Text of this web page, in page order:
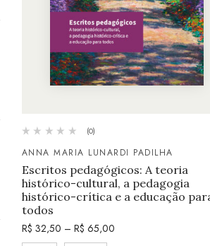
(0)
ANNA MARIA LUNARDI PADILHA
Escritos pedagógicos: A teoria
histórico-cultural, a pedagogia
histórico-crítica e a educação
todos
R$ 32,50 – R$ 65,00